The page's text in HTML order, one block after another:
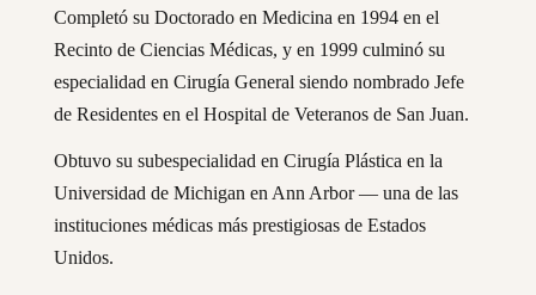
Completó su Doctorado en Medicina en 1994 en el
Recinto de Ciencias Médicas, y en 1999 culminó su
especialidad en Cirugía General siendo nombrado Jefe
de Residentes en el Hospital de Veteranos de San Juan.
Obtuvo su subespecialidad en Cirugía Plástica en la
Universidad de Michigan en Ann Arbor — una de las
instituciones médicas más prestigiosas de Estados
Unidos.